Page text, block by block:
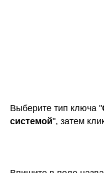
будут созданы API-
“Разрешить чтение”.